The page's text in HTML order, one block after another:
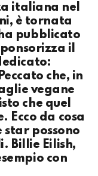
italiana nel
è tornata
pubblicato
il
che, in
vegane
che quel
Ecco da cosa
star possono
Billie Eilish,
con